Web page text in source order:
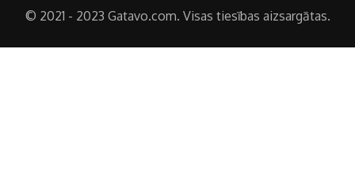
© 2021 - 2023 Gatavo.com. Visas tiesības aizsargātas.